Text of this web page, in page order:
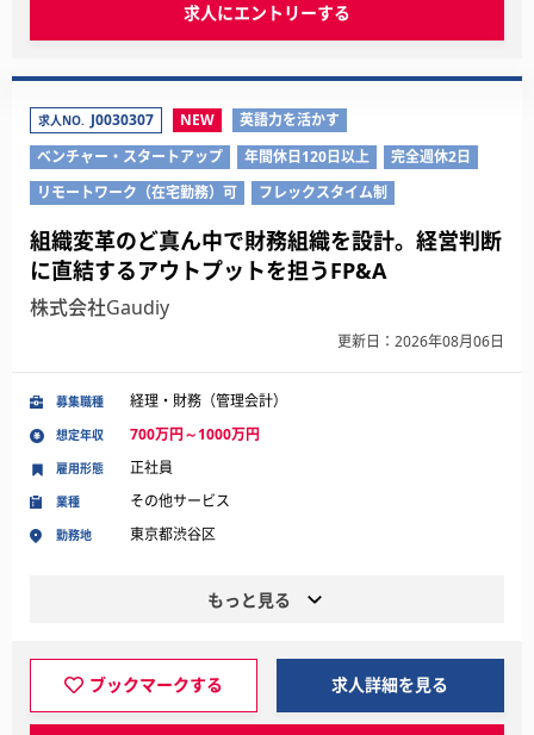
求人にエントリーする
求人NO. J0030307 NEW
英語力を活かす
ベンチャー・スタートアップ
年間休日120日以上
完全週休2日
リモートワーク（在宅勤務）可
フレックスタイム制
組織変革のど真ん中で財務組織を設計。経営判断
に直結するアウトプットを担うFP&A
株式会社Gaudiy
更新日：2026年08月06日
募集職種 経理・財務（管理会計）
想定年収 700万円～1000万円
業種 その他サービス
勤務地 東京都渋谷区
雇用形態 正社員
もっと見る
ブックマークする 求人詳細を見る